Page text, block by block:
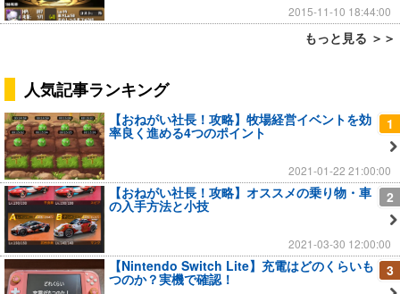
2015-11-10 18:44:00
もっと見る ＞＞
人気記事ランキング
1
【おねがい社長！攻略】牧場経営イベントを効
率良く進める4つのポイント
2021-01-22 21:00:00
2
【おねがい社長！攻略】オススメの乗り物・車
の入手方法と小技
2021-03-30 12:00:00
3
【Nintendo Switch Lite】充電はどのくらいも
つのか？実機で確認！